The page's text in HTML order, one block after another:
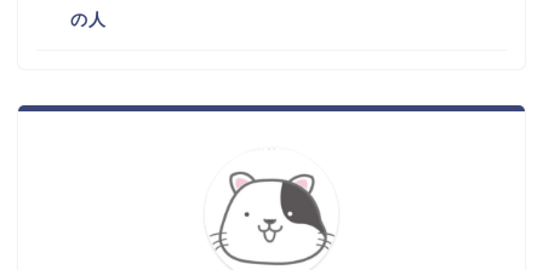
の人